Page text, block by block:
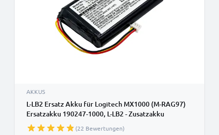
AKKUS
L-LB2 Ersatz Akku für Logitech MX1000 (M-RAG97)
Ersatzakku 190247-1000, L-LB2 - Zusatzakku
1800mAh, Batterie(22 Bewertungen)